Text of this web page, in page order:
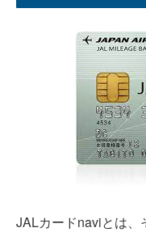
JALカードnaviとは、